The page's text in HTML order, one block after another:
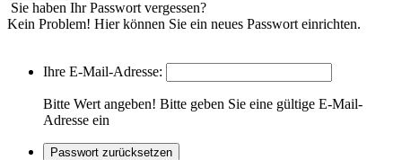
Sie haben Ihr Passwort vergessen?
Kein Problem! Hier können Sie ein neues Passwort einrichten.
Ihre E-Mail-Adresse:
Bitte Wert angeben! Bitte geben Sie eine gültige E-Mail-
Adresse ein
Passwort zurücksetzen